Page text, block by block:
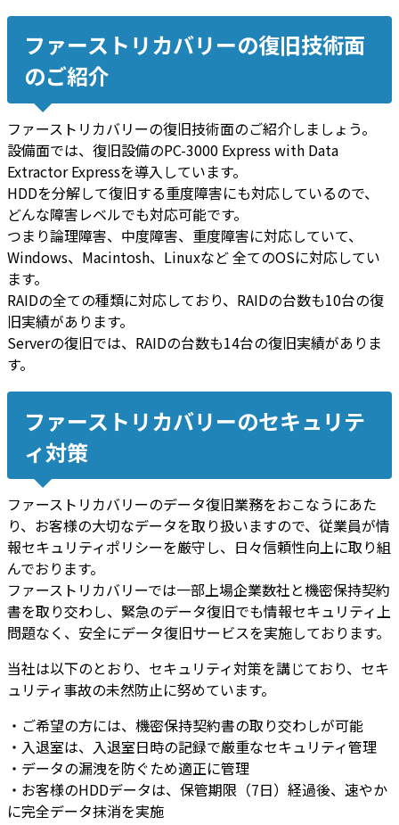
ファーストリカバリーの復旧技術面
のご紹介
ファーストリカバリーの復旧技術面のご紹介しましょう。
設備面では、復旧設備のPC-3000 Express with Data
Extractor Expressを導入しています。
HDDを分解して復旧する重度障害にも対応しているので、
どんな障害レベルでも対応可能です。
つまり論理障害、中度障害、重度障害に対応していて、
Windows、Macintosh、Linuxなど 全てのOSに対応してい
ます。
RAIDの全ての種類に対応しており、RAIDの台数も10台の復
旧実績があります。
Serverの復旧では、RAIDの台数も14台の復旧実績がありま
す。
ファーストリカバリーのセキュリテ
ィ対策
ファーストリカバリーのデータ復旧業務をおこなうにあた
り、お客様の大切なデータを取り扱いますので、従業員が情
報セキュリティポリシーを厳守し、日々信頼性向上に取り組
んでおります。
ファーストリカバリーでは一部上場企業数社と機密保持契約
書を取り交わし、緊急のデータ復旧でも情報セキュリティ上
問題なく、安全にデータ復旧サービスを実施しております。
当社は以下のとおり、セキュリティ対策を講じており、セキ
ュリティ事故の未然防止に努めています。
・ご希望の方には、機密保持契約書の取り交わしが可能
・入退室は、入退室日時の記録で厳重なセキュリティ管理
・データの漏洩を防ぐため適正に管理
・お客様のHDDデータは、保管期限（7日）経過後、速やか
に完全データ抹消を実施